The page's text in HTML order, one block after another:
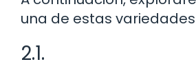
una de estas
2.1.